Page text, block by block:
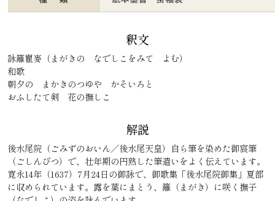
釈文
詠籬瞿麥（まがきの なでしこをみて よむ）
和歌
朝夕の まかきのつゆや かそいろと
おふしたて剣 花の撫しこ
解説
後水尾院（ごみずのおいん／後水尾天皇）自ら筆を染めた御宸筆
（ごしんぴつ）で、壮年期の円熟した筆遣いをよく伝えています。
寛永14年（1637）7月24日の御詠で、御歌集「後水尾院御集」夏部
に収められています。露を葉にまとう、籬（まがき）に咲く撫子